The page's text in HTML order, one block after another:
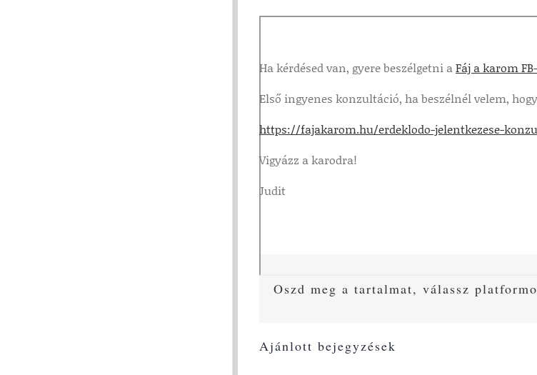
Ha kérdésed van, gyere beszélgetni aFáj a karom
Első ingyenes konzultáció, ha beszélnél velem,
https://fajakarom.hu/erdeklodo-jelentkezese-
Vigyázz a karodra!
Judit
Oszd meg a tartalmat, válassz
Ajánlott bejegyzések